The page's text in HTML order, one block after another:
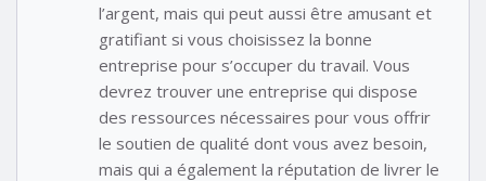
l’argent, mais qui peut aussi être amusant et
gratifiant si vous choisissez la bonne
entreprise pour s’occuper du travail. Vous
devrez trouver une entreprise qui dispose
des ressources nécessaires pour vous offrir
le soutien de qualité dont vous avez besoin,
mais qui a également la réputation de livrer le